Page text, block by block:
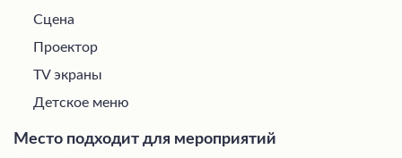
Сцена
Проектор
TV экраны
Детское меню
Место подходит для мероприятий